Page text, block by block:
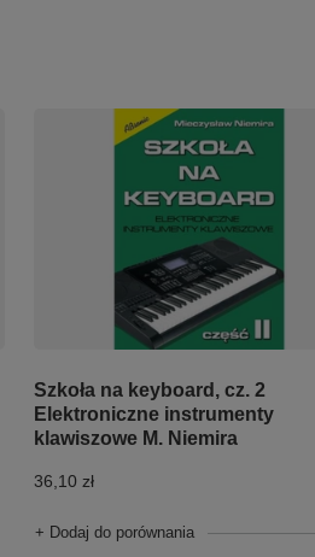
Szkoła na keyboard, cz. 2
Elektroniczne instrumenty
klawiszowe M. Niemira
36,10 zł
+ Dodaj do porównania